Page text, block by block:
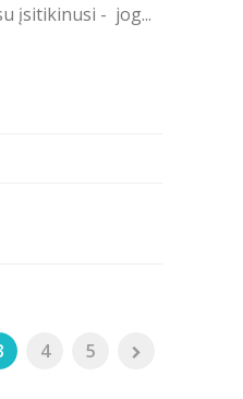
įsitikinusi - jog...
4 5